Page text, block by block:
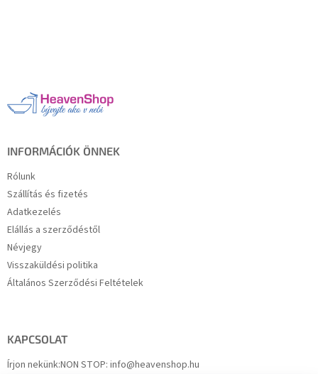
INFORMÁCIÓK ÖNNEK
Rólunk
Szállítás és fizetés
Adatkezelés
Elállás a szerződéstől
Névjegy
Visszaküldési politika
Általános Szerződési Feltételek
KAPCSOLAT
Írjon nekünk:NON STOP: info@heavenshop.hu